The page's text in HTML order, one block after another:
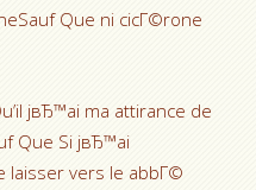
Que ni cicГ©rone
jвЂ™ai ma attirance de
Que Si jвЂ™ai
laisser vers le abbГ©